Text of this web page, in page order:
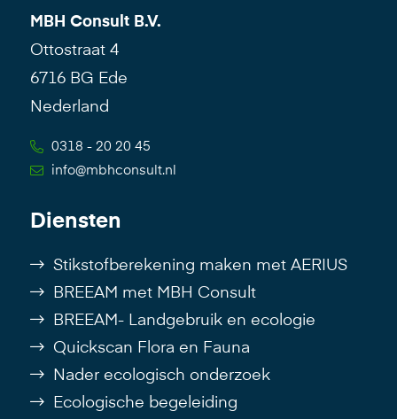
MBH Consult B.V.
Ottostraat 4
6716 BG Ede
Nederland
0318 - 20 20 45
info@mbhconsult.nl
Diensten
Stikstofberekening maken met AERIUS
BREEAM met MBH Consult
BREEAM- Landgebruik en ecologie
Quickscan Flora en Fauna
Nader ecologisch onderzoek
Ecologische begeleiding